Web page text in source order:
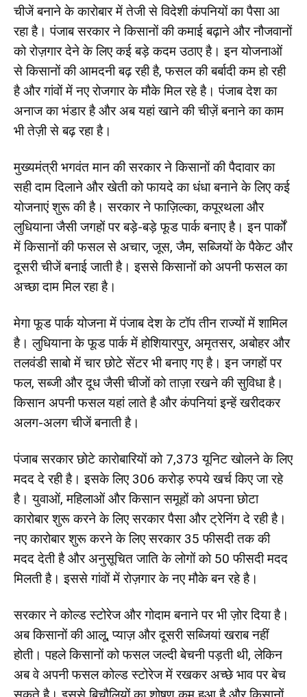
चीजें बनाने के कारोबार में तेजी से विदेशी कंपनियों का पैसा आ
रहा है। पंजाब सरकार ने किसानों की कमाई बढ़ाने और नौजवानों
को रोज़गार देने के लिए कई बड़े कदम उठाए है। इन योजनाओं
से किसानों की आमदनी बढ़ रही है, फसल की बर्बादी कम हो रही
है और गांवों में नए रोजगार के मौके मिल रहे है। पंजाब देश का
अनाज का भंडार है और अब यहां खाने की चीज़ें बनाने का काम
भी तेज़ी से बढ़ रहा है।
मुख्यमंत्री भगवंत मान की सरकार ने किसानों की पैदावार का
सही दाम दिलाने और खेती को फायदे का धंधा बनाने के लिए कई
योजनाएं शुरू की है। सरकार ने फाज़िल्का, कपूरथला और
लुधियाना जैसी जगहों पर बड़े-बड़े फूड पार्क बनाए है। इन पार्कों
में किसानों की फसल से अचार, जूस, जैम, सब्जियों के पैकेट और
दूसरी चीजें बनाई जाती है। इससे किसानों को अपनी फसल का
अच्छा दाम मिल रहा है।
मेगा फूड पार्क योजना में पंजाब देश के टॉप तीन राज्यों में शामिल
है। लुधियाना के फूड पार्क में होशियारपुर, अमृतसर, अबोहर और
तलवंडी साबो में चार छोटे सेंटर भी बनाए गए है। इन जगहों पर
फल, सब्जी और दूध जैसी चीजों को ताज़ा रखने की सुविधा है।
किसान अपनी फसल यहां लाते है और कंपनियां इन्हें खरीदकर
अलग-अलग चीजें बनाती है।
पंजाब सरकार छोटे कारोबारियों को 7,373 यूनिट खोलने के लिए
मदद दे रही है। इसके लिए 306 करोड़ रुपये खर्च किए जा रहे
है। युवाओं, महिलाओं और किसान समूहों को अपना छोटा
कारोबार शुरू करने के लिए सरकार पैसा और ट्रेनिंग दे रही है।
नए कारोबार शुरू करने के लिए सरकार 35 फीसदी तक की
मदद देती है और अनुसूचित जाति के लोगों को 50 फीसदी मदद
मिलती है। इससे गांवों में रोज़गार के नए मौके बन रहे है।
सरकार ने कोल्ड स्टोरेज और गोदाम बनाने पर भी ज़ोर दिया है।
अब किसानों की आलू, प्याज़ और दूसरी सब्जियां खराब नहीं
होती। पहले किसानों को फसल जल्दी बेचनी पड़ती थी, लेकिन
अब वे अपनी फसल कोल्ड स्टोरेज में रखकर अच्छे भाव पर बेच